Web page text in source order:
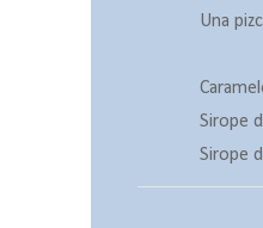
Una pizca
Caramelo
Sirope de
Sirope de